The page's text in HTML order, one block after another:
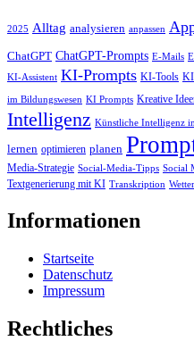
2025 Alltag analysieren anpassen
ChatGPT ChatGPT-Prompts E-Mails
KI-Assistent KI-Prompts KI-Tools
im Bildungswesen KI Prompts Kreative
Intelligenz Künstliche Intelligenz
lernen optimieren planen
Media-Strategie Social-Media-Tipps Social
Textgenerierung mit KI Transkription Wetter
Informationen
Startseite
Datenschutz
Impressum
Rechtliches